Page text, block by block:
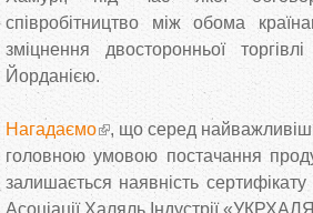
співробітництво між обома
зміцнення двосторонньої
Йорданією.
Нагадаємо
, що серед
головною умовою постачання
залишається наявність
Асоціації Халяль Індустрії